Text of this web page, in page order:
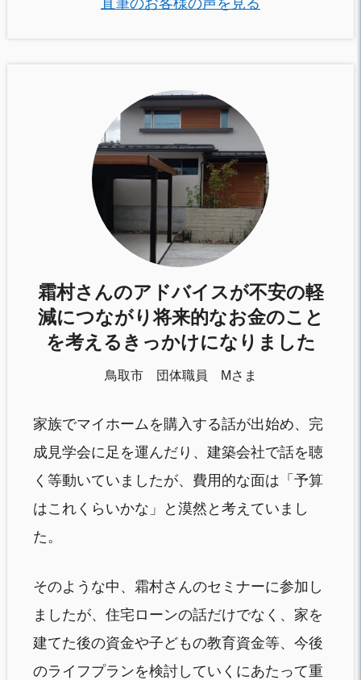
直筆のお客様の声を見る
霜村さんのアドバイスが不安の軽
減につながり将来的なお金のこと
を考えるきっかけになりました
鳥取市 団体職員 Mさま
家族でマイホームを購入する話が出始め、完
成見学会に足を運んだり、建築会社で話を聴
く等動いていましたが、費用的な面は「予算
はこれくらいかな」と漠然と考えていまし
た。
そのような中、霜村さんのセミナーに参加し
ましたが、住宅ローンの話だけでなく、家を
建てた後の資金や子どもの教育資金等、今後
のライフプランを検討していくにあたって重